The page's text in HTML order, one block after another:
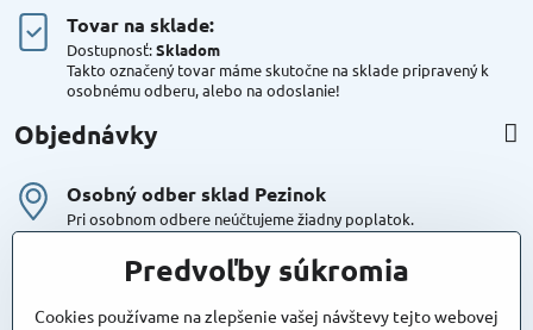
Tovar na sklade:
Dostupnosť:Skladom
Takto označený tovar máme skutočne na sklade pripravený k
osobnému odberu, alebo na odoslanie!
Objednávky
Osobný odber sklad Pezinok
Pri osobnom odbere neúčtujeme žiadny poplatok.
Kuriér DPD , Geis
Cena za dopravu:
Predvoľby súkromia
Cookies používame na zlepšenie vašej návštevy tejto webovej